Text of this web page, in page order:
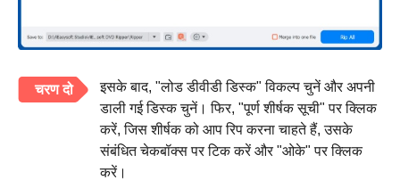
चरण दो
इसके बाद, "लोड डीवीडी डिस्क" विकल्प चुनें और अपनी
डाली गई डिस्क चुनें। फिर, "पूर्ण शीर्षक सूची" पर क्लिक
करें, जिस शीर्षक को आप रिप करना चाहते हैं, उसके
संबंधित चेकबॉक्स पर टिक करें और "ओके" पर क्लिक
करें।